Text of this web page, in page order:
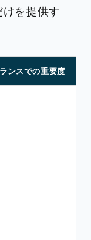
を提供す
ンスでの重要度